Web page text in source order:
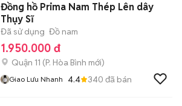
Đồng hồ Prima Nam Thép Lên dây
Thụy Sĩ
Đã sử dụng Đồ nam
1.950.000 đ
Quận 11 (P. Hòa Bình mới)
Giao Lưu Nhanh 4.4 340 đã bán